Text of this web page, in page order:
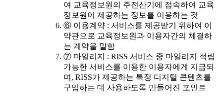
여 교육정보원의 주전산기에 접속하여 교육
정보원이 제공하는 정보를 이용하는 것
⑥ 이용계약 : 서비스를 제공받기 위하여 이
약관으로 교육정보원과 이용자간의 체결하
는 계약을 말함
⑦ 마일리지 : RISS 서비스 중 마일리지 적립
가능한 서비스를 이용한 이용자에게 지급되
며, RISS가 제공하는 특정 디지털 콘텐츠를
구입하는 데 사용하도록 만들어진 포인트